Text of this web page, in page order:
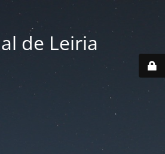
de Leiria